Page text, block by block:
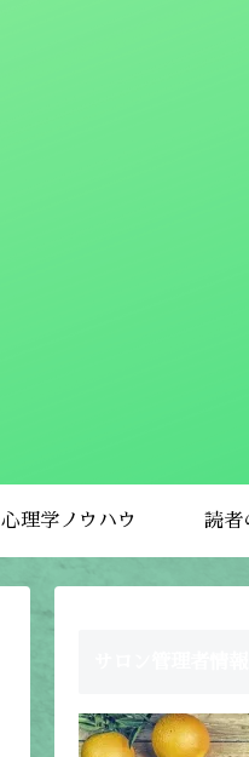
心理学ノウハウ 読者